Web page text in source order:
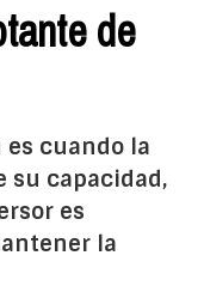
de
cuando la
su capacidad,
es
la